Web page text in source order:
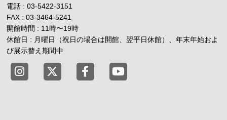
電話 : 03-5422-3151
FAX : 03-3464-5241
開館時間 : 11時〜19時
休館日 : 月曜日（祝日の場合は開館、翌平日休館）、年末年始およ
び展示替え期間中
東京都渋谷公園通りギャラリー X
東京都渋谷公園通りギャラリー
東京都渋谷公園通りギャ